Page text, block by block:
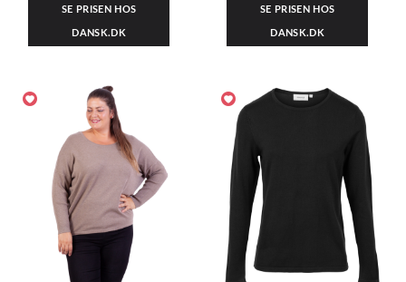
SE PRISEN HOS
DANSK.DK
SE PRISEN HOS
DANSK.DK